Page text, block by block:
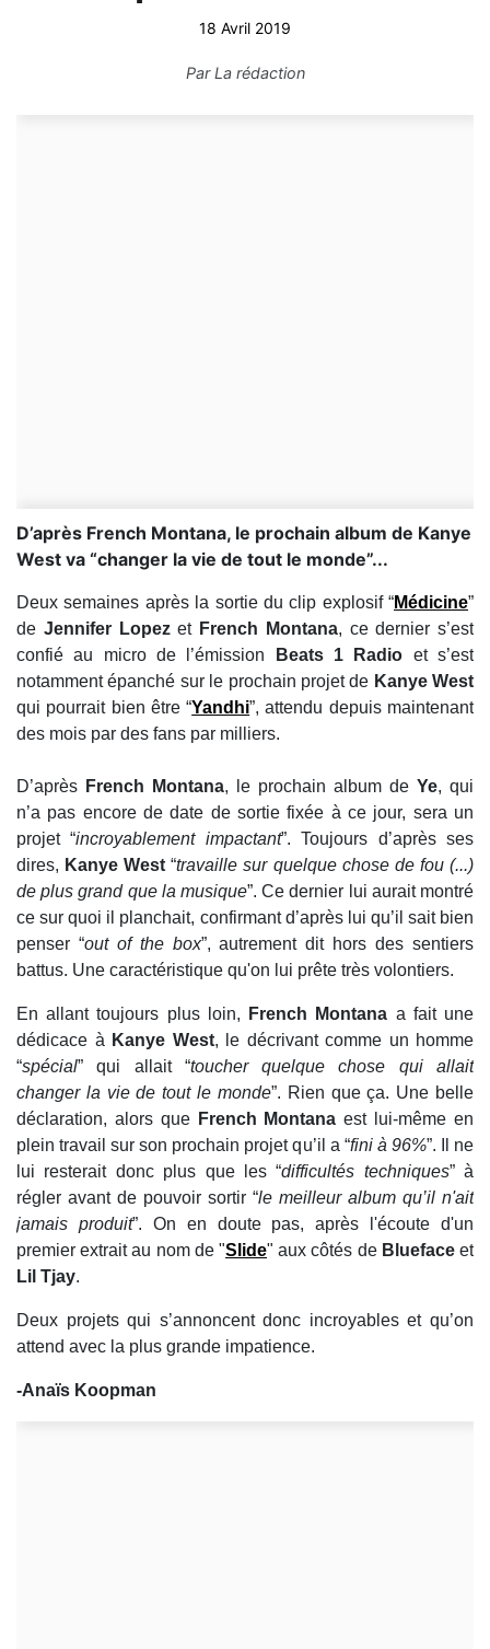
18 Avril 2019
ParLa rédaction
D’après French Montana, le prochain album de Kanye
West va “changer la vie de tout le monde”...
Deux semaines après la sortie du clip explosif “Médicine”
de Jennifer Lopezet French Montana, ce dernier s’est
confié au micro de l’émission
Beats 1 Radio et s’est
notamment épanché sur le prochain projet de Kanye West
qui pourrait bien être “Yandhi”, attendu depuis maintenant
des mois par des fans par milliers.
D’après French Montana, le prochain album de Ye, qui
n’a pas encore de date de sortie fixée à ce jour, sera un
projet “incroyablement impactant”. Toujours d’après ses
dires, Kanye West“travaille sur quelque chose de fou (...)
de plus grand que la musique”. Ce dernier lui aurait montré
ce sur quoi il planchait, confirmant d’après lui qu’il sait bien
penser “out of the box”, autrement dit hors des sentiers
battus. Une caractéristique qu'on lui prête très volontiers.
En allant toujours plus loin, French Montana a fait une
dédicace à Kanye West, le décrivant comme un homme
“spécial” qui allait “toucher quelque chose qui allait
changer la vie de tout le monde”. Rien que ça. Une belle
déclaration, alors que French Montanaest lui-même en
plein travail sur son prochain projet qu’il a “fini à 96%”. Il ne
lui resterait donc plus que les “difficultés techniques” à
régler avant de pouvoir sortir “le meilleur album qu’il n'ait
jamais produit”. On en doute pas, après l'écoute d'un
premier extrait au nom de "Slide" aux côtés deBluefaceet
Lil Tjay.
Deux projets qui s’annoncent donc incroyables et qu’on
attend avec la plus grande impatience.
-Anaïs Koopman